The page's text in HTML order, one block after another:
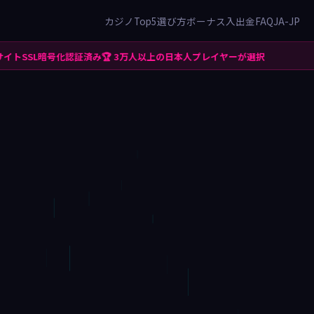
カジノTop5選び方ボーナス入出金FAQJA-JP
号化認証済み🏆 3万人以上の日本人プレイヤーが選択